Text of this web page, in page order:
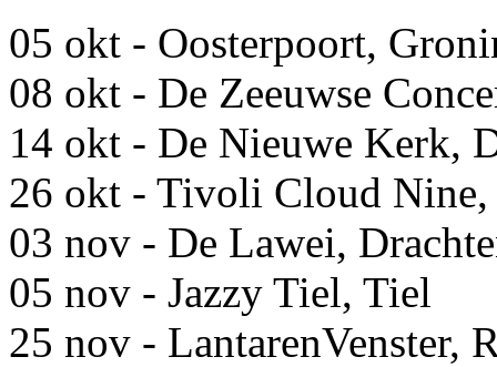
05 okt - Oosterpoort,
08 okt - De Zeeuwse
14 okt - De Nieuwe Kerk,
26 okt - Tivoli Cloud Nine,
03 nov - De Lawei,
05 nov - Jazzy Tiel, Tiel
25 nov - LantarenVenster,